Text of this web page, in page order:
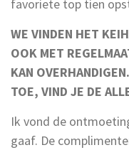
favoriete top tien
WE VINDEN HET
OOK MET
KAN
TOE, VIND JE DE
Ik vond de
gaaf. De